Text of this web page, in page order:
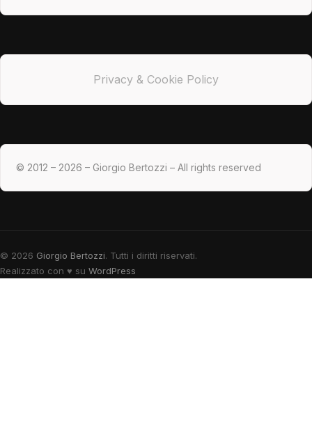
Privacy & Cookie Policy
© 2012 – 2026 – Giorgio Bertozzi – All rights reserved
© 2026 Giorgio Bertozzi. Tutti i diritti riservati.
Realizzato con ♥ su WordPress